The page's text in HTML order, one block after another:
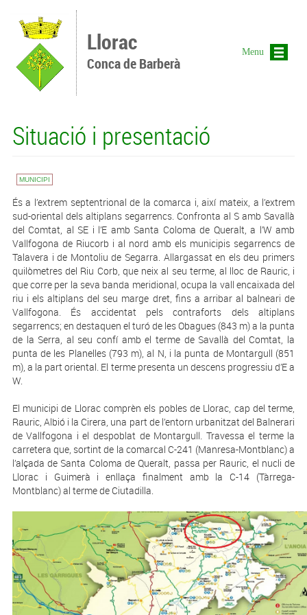
Llorac
Conca de Barberà
Situació i presentació
MUNICIPI
És a l’extrem septentrional de la comarca i, així mateix, a l’extrem
sud-oriental dels altiplans segarrencs. Confronta al S amb Savallà
del Comtat, al SE i l’E amb Santa Coloma de Queralt, a l’W amb
Vallfogona de Riucorb i al nord amb els municipis segarrencs de
Talavera i de Montoliu de Segarra. Allargassat en els deu primers
quilòmetres del Riu Corb, que neix al seu terme, al lloc de Rauric, i
que corre per la seva banda meridional, ocupa la vall encaixada del
riu i els altiplans del seu marge dret, fins a arribar al balneari de
Vallfogona. És accidentat pels contraforts dels altiplans
segarrencs; en destaquen el turó de les Obagues (843 m) a la punta
de la Serra, al seu confí amb el terme de Savallà del Comtat, la
punta de les Planelles (793 m), al N, i la punta de Montargull (851
m), a la part oriental. El terme presenta un descens progressiu d’E a
W.
El municipi de Llorac comprèn els pobles de Llorac, cap del terme,
Rauric, Albió i la Cirera, una part de l’entorn urbanitzat del Balnerari
de Vallfogona i el despoblat de Montargull. Travessa el terme la
carretera que, sortint de la comarcal C-241 (Manresa-Montblanc) a
l’alçada de Santa Coloma de Queralt, passa per Rauric, el nucli de
Llorac i Guimerà i enllaça finalment amb la C-14 (Tàrrega-
Montblanc) al terme de Ciutadilla.
Menu